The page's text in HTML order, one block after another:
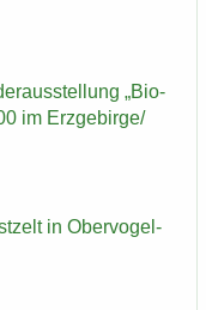
„Bio­
im Erz­ge­bir­ge/
in Ober­vo­gel­